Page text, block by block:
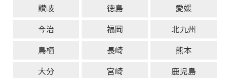
讃岐
徳島
愛媛
今治
福岡
北九州
鳥栖
長崎
熊本
大分
宮崎
鹿児島